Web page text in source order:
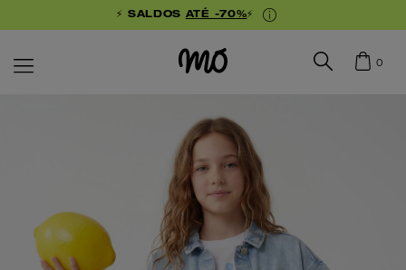
⚡ SALDOS ATÉ -70%⚡
0